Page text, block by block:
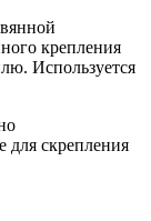
крепления
Используется
для скрепления